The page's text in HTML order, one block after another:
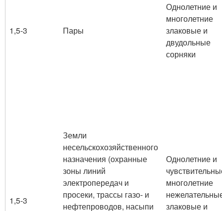
1,5-3 Пары
Однолетние и
многолетние
злаковые и
двудольные
сорняки
1,5-3
Земли
несельскохозяйственного
назначения (охранные
зоны линий
электропередач и
просеки, трассы газо- и
нефтепроводов, насыпи
Однолетние и
многолетние
злаковые и